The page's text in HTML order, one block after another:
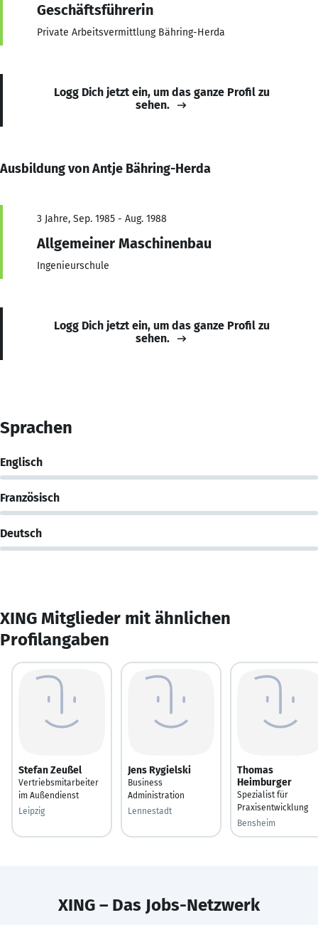
Geschäftsführerin
Private Arbeitsvermittlung Bähring-Herda
Logg Dich jetzt ein, um das ganze Profil zu
sehen.
Ausbildung von Antje Bähring-Herda
3 Jahre, Sep. 1985 - Aug. 1988
Allgemeiner Maschinenbau
Ingenieurschule
Logg Dich jetzt ein, um das ganze Profil zu
sehen.
Sprachen
Englisch
Französisch
Deutsch
XING Mitglieder mit ähnlichen
Profilangaben
Stefan Zeußel
Vertriebsmitarbeiter
im Außendienst
Leipzig
Jens Rygielski
Business
Administration
Lennestadt
Thomas
Heimburger
Spezialist für
Praxisentwicklung
Bensheim
XING – Das Jobs-Netzwerk